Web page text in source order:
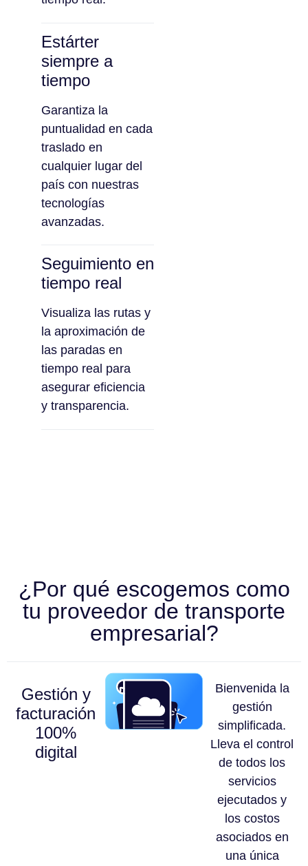
Estárter
siempre a
tiempo
Garantiza la
puntualidad en cada
traslado en
cualquier lugar del
país con nuestras
tecnologías
avanzadas.
Seguimiento en
tiempo real
Visualiza las rutas y
la aproximación de
las paradas en
tiempo real para
asegurar eficiencia
y transparencia.
¿Por qué escogemos como
tu proveedor de transporte
empresarial?
Gestión y
facturación
100%
digital
Bienvenida la
gestión
simplificada.
Lleva el control
de todos los
servicios
ejecutados y
los costos
asociados en
una única